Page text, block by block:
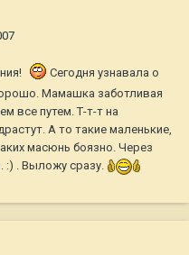
Сегодня узнавала о
Мамашка заботливая
все путем. Т-т-т на
А то такие маленькие,
масюнь боязно. Через
:) . Выложу сразу.